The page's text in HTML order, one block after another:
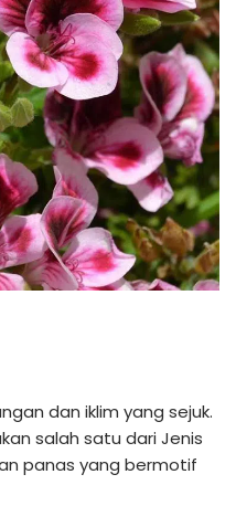
dan iklim yang sejuk.
salah satu dari Jenis
panas yang bermotif